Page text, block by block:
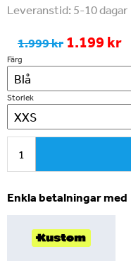
Leveranstid: 5-10 dagar
1.999 kr 1.199 kr
Färg
Storlek
Enkla betalningar med